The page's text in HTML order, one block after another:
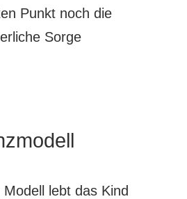
Punkt noch die
Sorge
lebt das Kind